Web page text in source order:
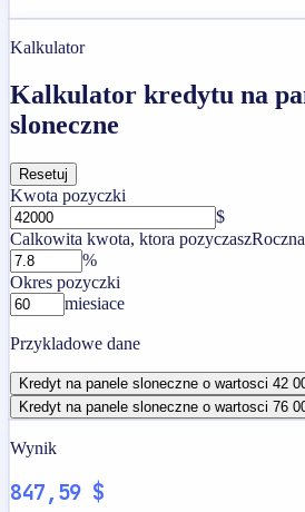
Kalkulator
Kalkulator kredytu na
sloneczne
Resetuj
Kwota pozyczki
$
Calkowita kwota, ktora pozyczasz
%
Okres pozyczki
miesiace
Przykladowe dane
Kredyt na panele sloneczne o wartosci 42
Kredyt na panele sloneczne o wartosci 76
Wynik
847,59 $